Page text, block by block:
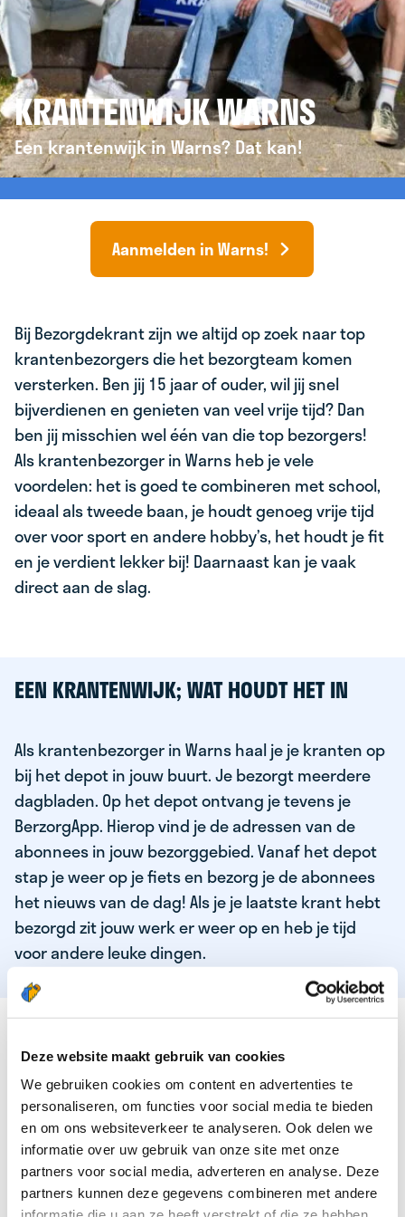
Deze website maakt gebruik van cookies
We gebruiken cookies om content en advertenties te
personaliseren, om functies voor social media te bieden
en om ons websiteverkeer te analyseren. Ook delen we
informatie over uw gebruik van onze site met onze
partners voor social media, adverteren en analyse. Deze
partners kunnen deze gegevens combineren met andere
KRANTENWIJK WARNS
Een krantenwijk in Warns? Dat kan!
Aanmelden in Warns!
Bij Bezorgdekrant zijn we altijd op zoek naar top
krantenbezorgers die het bezorgteam komen
versterken. Ben jij 15 jaar of ouder, wil jij snel
bijverdienen en genieten van veel vrije tijd? Dan
ben jij misschien wel één van die top bezorgers!
Als krantenbezorger in Warns heb je vele
voordelen: het is goed te combineren met school,
ideaal als tweede baan, je houdt genoeg vrije tijd
over voor sport en andere hobby’s, het houdt je fit
en je verdient lekker bij! Daarnaast kan je vaak
direct aan de slag.
EEN KRANTENWIJK; WAT HOUDT HET IN
Als krantenbezorger in Warns haal je je kranten op
bij het depot in jouw buurt. Je bezorgt meerdere
dagbladen. Op het depot ontvang je tevens je
BerzorgApp. Hierop vind je de adressen van de
abonnees in jouw bezorggebied. Vanaf het depot
stap je weer op je fiets en bezorg je de abonnees
het nieuws van de dag! Als je je laatste krant hebt
bezorgd zit jouw werk er weer op en heb je tijd
voor andere leuke dingen.
DEZE KWALITEITEN HEEFT ONZE TOP
KRANTENBEZORGER
Je bent verantwoordelijk en zelfstandig
Je houdt van lekker bewegen in de frisse lucht
Je houdt vooral van fijn werk dat lekker bijverdient!
Je wordt blij van het bezorgen van het laatste nieuws